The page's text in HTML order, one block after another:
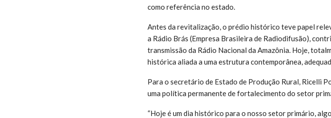
como referência no estado.
Antes da revitalização, o prédio histórico teve papel
a Rádio Brás (Empresa Brasileira de Radiodifusão),
transmissão da Rádio Nacional da Amazônia. Hoje,
histórica aliada a uma estrutura contemporânea,
Para o secretário de Estado de Produção Rural, Ricelli
uma política permanente de fortalecimento do setor
“Hoje é um dia histórico para o nosso setor primário,